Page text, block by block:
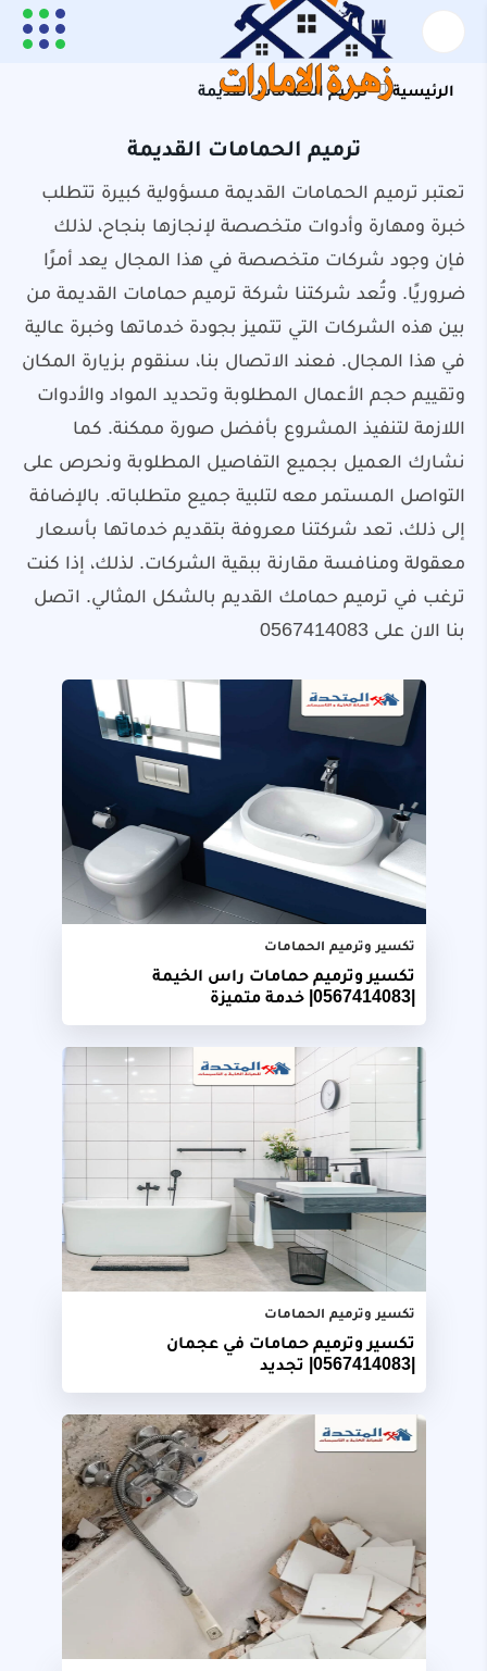
الرئيسية ترميم الحمامات القديمة
ترميم الحمامات القديمة
تعتبر ترميم الحمامات القديمة مسؤولية كبيرة تتطلب
خبرة ومهارة وأدوات متخصصة لإنجازها بنجاح، لذلك
فإن وجود شركات متخصصة في هذا المجال يعد أمرًا
ضروريًا. وتُعد شركتنا شركة ترميم حمامات القديمة من
بين هذه الشركات التي تتميز بجودة خدماتها وخبرة عالية
في هذا المجال. فعند الاتصال بنا، سنقوم بزيارة المكان
وتقييم حجم الأعمال المطلوبة وتحديد المواد والأدوات
اللازمة لتنفيذ المشروع بأفضل صورة ممكنة. كما
نشارك العميل بجميع التفاصيل المطلوبة ونحرص على
التواصل المستمر معه لتلبية جميع متطلباته. بالإضافة
إلى ذلك، تعد شركتنا معروفة بتقديم خدماتها بأسعار
معقولة ومنافسة مقارنة ببقية الشركات. لذلك، إذا كنت
ترغب في ترميم حمامك القديم بالشكل المثالي. اتصل
بنا الان على 0567414083
تكسير وترميم الحمامات
تكسير وترميم حمامات راس الخيمة
|0567414083| خدمة متميزة
تكسير وترميم الحمامات
تكسير وترميم حمامات في عجمان
|0567414083| تجديد